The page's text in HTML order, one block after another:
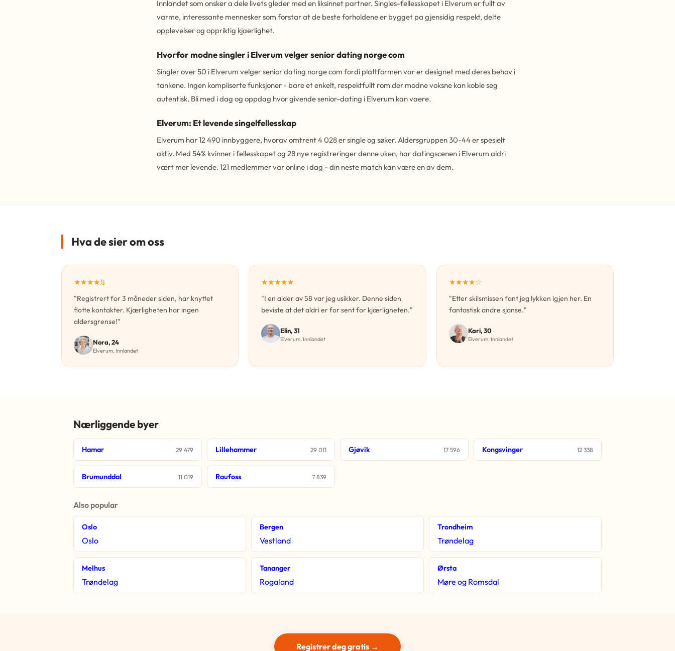
Innlandet som onsker a dele livets gleder med en liksinnet partner. Singles-fellesskapet i Elverum er fullt av
varme, interessante mennesker som forstar at de beste forholdene er bygget pa gjensidig respekt, delte
opplevelser og oppriktig kjaerlighet.
Hvorfor modne singler i Elverum velger senior dating norge com
Singler over 50 i Elverum velger senior dating norge com fordi plattformen var er designet med deres behov i
tankene. Ingen kompliserte funksjoner - bare et enkelt, respektfullt rom der modne voksne kan koble seg
autentisk. Bli med i dag og oppdag hvor givende senior-dating i Elverum kan vaere.
Elverum: Et levende singelfellesskap
Elverum har 12 490 innbyggere, hvorav omtrent 4 028 er single og søker. Aldersgruppen 30-44 er spesielt
aktiv. Med 54% kvinner i fellesskapet og 28 nye registreringer denne uken, har datingscenen i Elverum aldri
vært mer levende. 121 medlemmer var online i dag - din neste match kan være en av dem.
Hva de sier om oss
★★★★½
"Registrert for 3 måneder siden, har knyttet
flotte kontakter. Kjærligheten har ingen
aldersgrense!"
Nora, 24
Elverum, Innlandet
★★★★★
"I en alder av 58 var jeg usikker. Denne siden
beviste at det aldri er for sent for kjærligheten."
Elin, 31
Elverum, Innlandet
★★★★☆
"Etter skilsmissen fant jeg lykken igjen her. En
fantastisk andre sjanse."
Kari, 30
Elverum, Innlandet
Nærliggende byer
Hamar 29 479 Lillehammer 29 011 Gjøvik 17 596 Kongsvinger 12 338
Brumunddal 11 019 Raufoss 7 839
Also popular
Oslo
Oslo
Bergen
Vestland
Trondheim
Trøndelag
Melhus
Trøndelag
Tananger
Rogaland
Ørsta
Møre og Romsdal
Registrer deg gratis →